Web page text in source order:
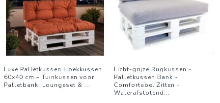
Luxe Palletkussen Hoekkussen
60x40 cm – Tuinkussen voor
Palletbank, Loungeset & ...
Licht-grijze Rugkussen -
Palletkussen Bank -
Comfortabel Zitten -
Waterafstotend...